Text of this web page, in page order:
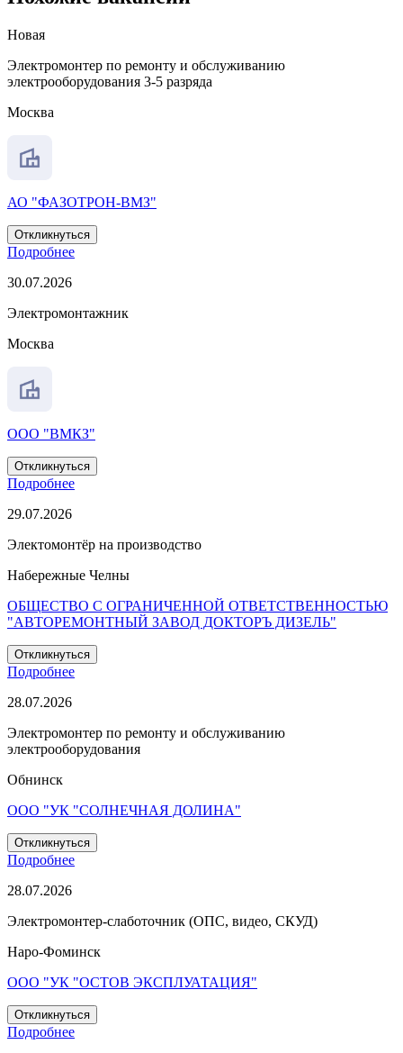
Новая
Электромонтер по ремонту и обслуживанию
электрооборудования 3-5 разряда
Москва
АО "ФАЗОТРОН-ВМЗ"
Откликнуться
Подробнее
30.07.2026
Электромонтажник
Москва
ООО "ВМКЗ"
Откликнуться
Подробнее
29.07.2026
Электомонтёр на производство
Набережные Челны
ОБЩЕСТВО С ОГРАНИЧЕННОЙ ОТВЕТСТВЕННОСТЬЮ
"АВТОРЕМОНТНЫЙ ЗАВОД ДОКТОРЪ ДИЗЕЛЬ"
Откликнуться
Подробнее
28.07.2026
Электромонтер по ремонту и обслуживанию
электрооборудования
Обнинск
ООО "УК "СОЛНЕЧНАЯ ДОЛИНА"
Откликнуться
Подробнее
28.07.2026
Электромонтер-слаботочник (ОПС, видео, СКУД)
Наро-Фоминск
ООО "УК "ОСТОВ ЭКСПЛУАТАЦИЯ"
Откликнуться
Подробнее